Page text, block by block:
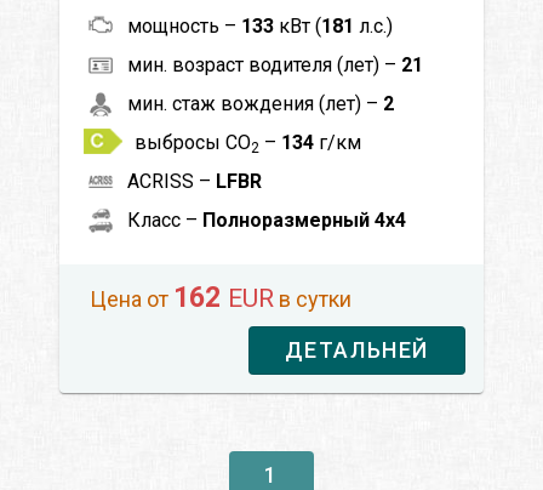
мощность – 133 кВт (181 л.с.)
мин. возраст водителя (лет) – 21
мин. стаж вождения (лет) – 2
выбросы CO2 – 134 г/км
ACRISS – LFBR
Класс – Полноразмерный 4x4
Цена от 162 EUR в сутки
ДЕТАЛЬНЕЙ
1